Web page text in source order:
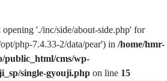
'./inc/side/about-side.php' for
php-7.4.33-2/data/pear') in /home/hmr-
public_html/cms/wp-
single-gyouji.php on line 15